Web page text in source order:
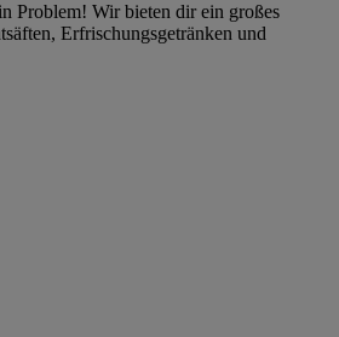
Problem! Wir bieten dir ein großes
Erfrischungsgetränken und